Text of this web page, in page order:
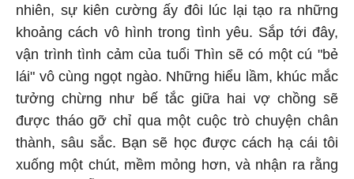
nhiên, sự kiên cường ấy đôi lúc lại tạo ra những
khoảng cách vô hình trong tình yêu. Sắp tới đây,
vận trình tình cảm của tuổi Thìn sẽ có một cú "bẻ
lái" vô cùng ngọt ngào. Những hiểu lầm, khúc mắc
tưởng chừng như bế tắc giữa hai vợ chồng sẽ
được tháo gỡ chỉ qua một cuộc trò chuyện chân
thành, sâu sắc. Bạn sẽ học được cách hạ cái tôi
xuống một chút, mềm mỏng hơn, và nhận ra rằng